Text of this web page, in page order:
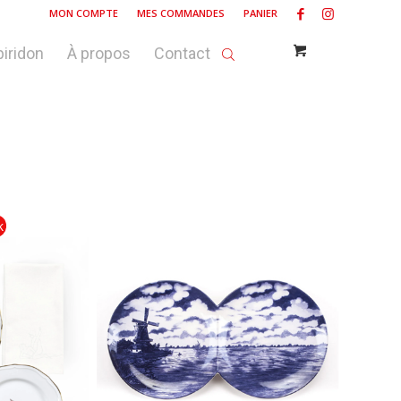
MON COMPTE MES COMMANDES PANIER
À propos Contact